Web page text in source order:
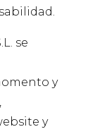
se
y
y